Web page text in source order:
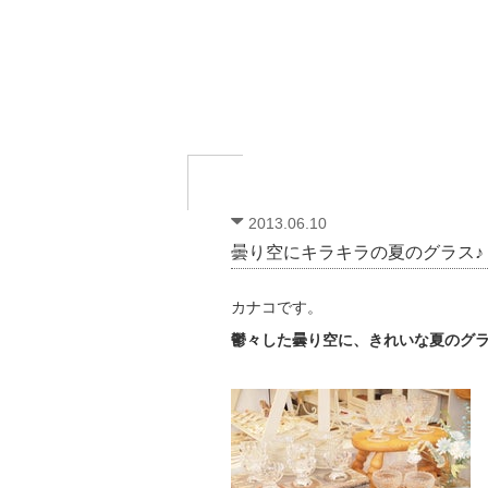
2013.06.10
曇り空にキラキラの夏のグラス♪
カナコです。
鬱々した曇り空に、きれいな夏のグ